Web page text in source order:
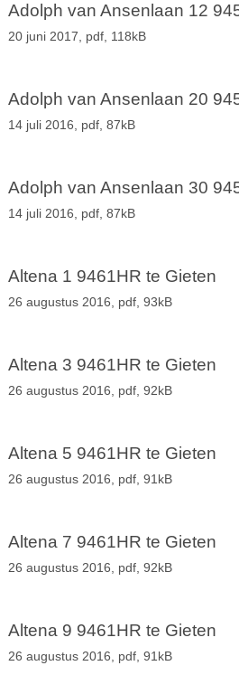
Adolph van Ansenlaan 12
20 juni 2017, pdf, 118kB
Adolph van Ansenlaan 20
14 juli 2016, pdf, 87kB
Adolph van Ansenlaan 30
14 juli 2016, pdf, 87kB
Altena 1 9461HR te Gieten
26 augustus 2016, pdf, 93kB
Altena 3 9461HR te Gieten
26 augustus 2016, pdf, 92kB
Altena 5 9461HR te Gieten
26 augustus 2016, pdf, 91kB
Altena 7 9461HR te Gieten
26 augustus 2016, pdf, 92kB
Altena 9 9461HR te Gieten
26 augustus 2016, pdf, 91kB